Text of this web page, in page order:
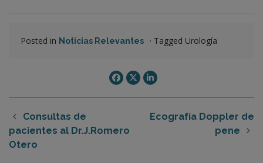
Posted in Noticias Relevantes · Tagged Urología
Consultas de
pacientes al Dr.J.Romero
Otero
Ecografía Doppler de
pene